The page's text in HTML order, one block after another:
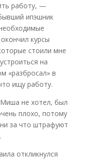
работу, —
ипэшник
курсы
стоили мне
на
«разбросал» в
ищу работу.
не хотел, был
плохо, потому
за что штрафуют
откликнулся